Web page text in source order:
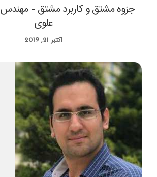
جزوه مشتق و کاربرد مشتق –
علوی
اکتبر 21, 2019